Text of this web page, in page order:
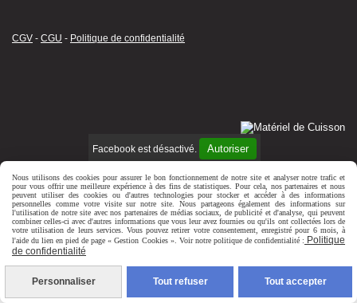
CGV - CGU - Politique de confidentialité
Facebook est désactivé.
Autoriser
Mentions Légales
Conditions générales de vente
Politique de
confidentialité
Gestion cookies Mon Compte
Nous utilisons des cookies pour assurer le bon fonctionnement de notre site et analyser notre trafic et
pour vous offrir une meilleure expérience à des fins de statistiques. Pour cela, nos partenaires et nous
peuvent utiliser des cookies ou d'autres technologies pour stocker et accéder à des informations
personnelles comme votre visite sur notre site. Nous partageons également des informations sur
l'utilisation de notre site avec nos partenaires de médias sociaux, de publicité et d'analyse, qui peuvent
combiner celles-ci avec d'autres informations que vous leur avez fournies ou qu'ils ont collectées lors de
votre utilisation de leurs services. Vous pouvez retirer votre consentement, enregistré pour 6 mois, à
l'aide du lien en pied de page « Gestion Cookies ». Voir notre politique de confidentialité : Politique
de confidentialité
Personnaliser Tout refuser Tout accepter